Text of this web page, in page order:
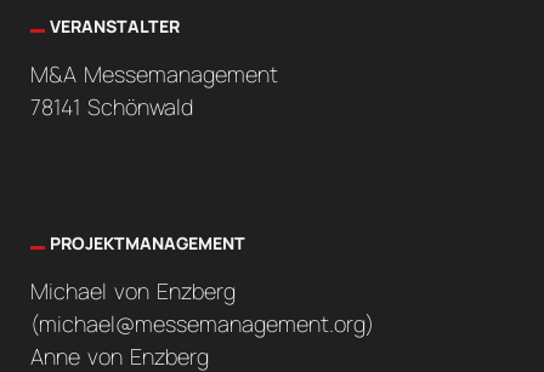
VERANSTALTER
M&A Messemanagement
78141 Schönwald
PROJEKTMANAGEMENT
Michael von Enzberg
(michael@messemanagement.org)
Anne von Enzberg